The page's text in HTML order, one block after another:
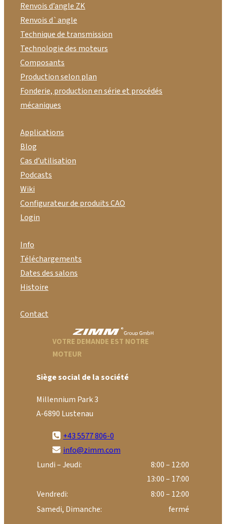
Renvois d’angle ZK
Renvois d`angle
Technique de transmission
Technologie des moteurs
Composants
Production selon plan
Fonderie, production en série et procédés
mécaniques
Applications
Blog
Cas d’utilisation
Podcasts
Wiki
Configurateur de produits CAO
Login
Info
Téléchargements
Dates des salons
Histoire
Contact
VOTRE DEMANDE EST NOTRE
MOTEUR
Siège social de la société
Millennium Park 3
A-6890 Lustenau
+43 5577 806-0
info@zimm.com
Lundi – Jeudi:
8:00 – 12:00
13:00 – 17:00
Vendredi:
8:00 – 12:00
Samedi, Dimanche:
fermé